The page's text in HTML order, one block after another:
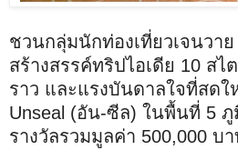
ชวนกลุ่มนักท่องเที่ยวเจนวา
สร้างสรรค์ทริปไอเดีย 10 สไ
ราว และแรงบันดาลใจที่สดใ
Unseal (อัน-ซีล) ในพื้นที่ 5
รางวัลรวมมูลค่า 500,000 บ